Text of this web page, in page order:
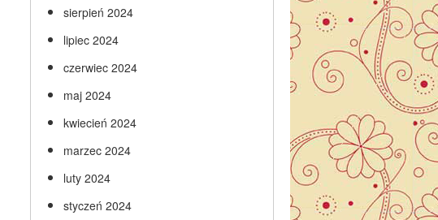
sierpień 2024
lipiec 2024
czerwiec 2024
maj 2024
kwiecień 2024
marzec 2024
luty 2024
styczeń 2024